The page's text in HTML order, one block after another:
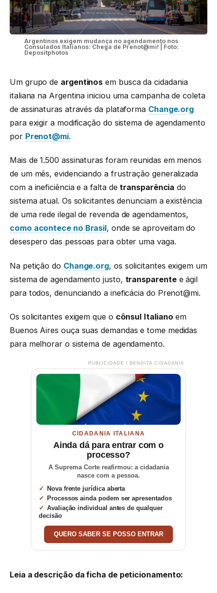
Argentinos exigem mudança no agendamento nos
Consulados Italianos: Chega de Prenot@mi! | Foto:
Depositphotos
Um grupo de argentinos em busca da cidadania
italiana na Argentina iniciou uma campanha de coleta
de assinaturas através da plataforma Change.org
para exigir a modificação do sistema de agendamento
por Prenot@mi.
Mais de 1.500 assinaturas foram reunidas em menos
de um mês, evidenciando a frustração generalizada
com a ineficiência e a falta detransparência do
sistema atual. Os solicitantes denunciam a existência
de uma rede ilegal de revenda de agendamentos,
como acontece no Brasil, onde se aproveitam do
desespero das pessoas para obter uma vaga.
Na petição do Change.org, os solicitantes exigem um
sistema de agendamento justo, transparentee ágil
para todos, denunciando a ineficácia do Prenot@mi.
Os solicitantes exigem que o cônsul Italiano em
Buenos Aires ouça suas demandas e tome medidas
para melhorar o sistema de agendamento.
PUBLICIDADE / BENDITA CIDADANIA
CIDADANIA ITALIANA
Ainda dá para entrar com o
processo?
A Suprema Corte reafirmou: a cidadania
nasce com a pessoa.
Nova frente jurídica aberta
Processos ainda podem ser apresentados
Avaliação individual antes de qualquer
decisão
QUERO SABER SE POSSO ENTRAR
Leia a descrição da ficha de peticionamento: